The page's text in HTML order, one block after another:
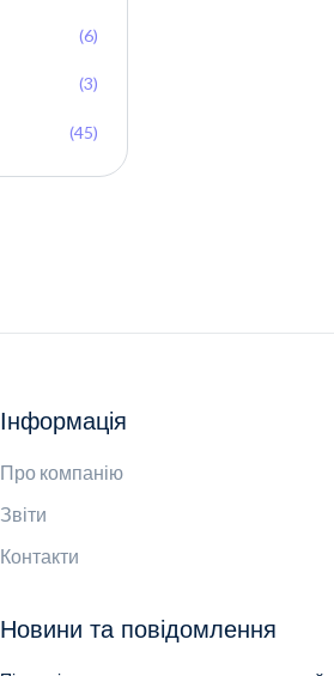
(6)
(3)
(45)
Інформація
Про компанію
Звіти
Контакти
Новини та повідомлення